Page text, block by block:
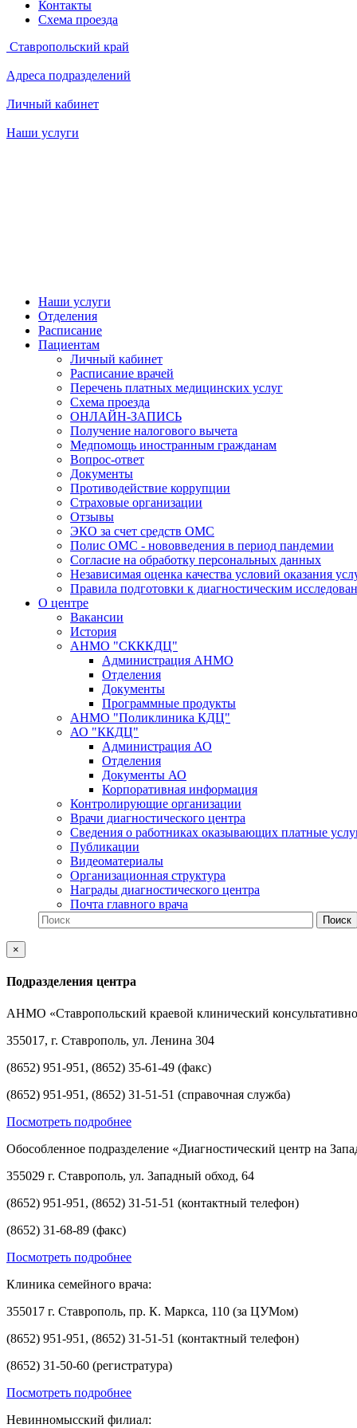
Контакты
Схема проезда
Ставропольский край
Адреса подразделений
Личный кабинет
Наши услуги
Наши услуги
Отделения
Расписание
Пациентам
Личный кабинет
Расписание врачей
Перечень платных медицинских услуг
Схема проезда
ОНЛАЙН-ЗАПИСЬ
Получение налогового вычета
Медпомощь иностранным гражданам
Вопрос-ответ
Документы
Противодействие коррупции
Страховые организации
Отзывы
ЭКО за счет средств ОМС
Полис ОМС - нововведения в период пандемии
Согласие на обработку персональных данных
Независимая оценка качества условий оказания
Правила подготовки к диагностическим
О центре
Вакансии
История
АНМО "СКККДЦ"
Администрация АНМО
Отделения
Документы
Программные продукты
АНМО "Поликлиника КДЦ"
АО "ККДЦ"
Администрация АО
Отделения
Документы АО
Корпоративная информация
Контролирующие организации
Врачи диагностического центра
Сведения о работниках оказывающих платные
Публикации
Видеоматериалы
Организационная структура
Награды диагностического центра
Почта главного врача
×
Подразделения центра
АНМО «Ставропольский краевой клинический
355017, г. Ставрополь, ул. Ленина 304
(8652) 951-951, (8652) 35-61-49 (факс)
(8652) 951-951, (8652) 31-51-51 (справочная служба)
Посмотреть подробнее
Обособленное подразделение «Диагностический центр на
355029 г. Ставрополь, ул. Западный обход, 64
(8652) 951-951, (8652) 31-51-51 (контактный телефон)
(8652) 31-68-89 (факс)
Посмотреть подробнее
Клиника семейного врача:
355017 г. Ставрополь, пр. К. Маркса, 110 (за ЦУМом)
(8652) 951-951, (8652) 31-51-51 (контактный телефон)
(8652) 31-50-60 (регистратура)
Посмотреть подробнее
Невинномысский филиал: